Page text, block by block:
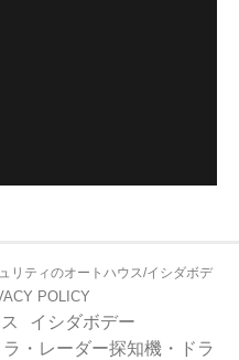
リティのオートハウス/イシダボデ
POLICY
イシダボデー
・レーダー探知機・ドラ